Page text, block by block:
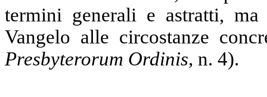
termini generali e astratti,
Vangelo alle circostanze
Presbyterorum Ordinis, n. 4).